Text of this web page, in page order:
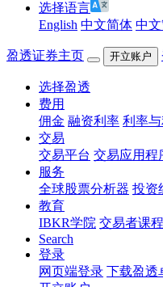
选择语言
English 中文简体 中
盈透证券主页 开立账户
选择盈透
费用
佣金 融资利率 利率与
交易
交易平台 交易应用程
服务
全球股票分析器 投资
教育
IBKR学院 交易者课程
Search
登录
网页端登录 下载盈透